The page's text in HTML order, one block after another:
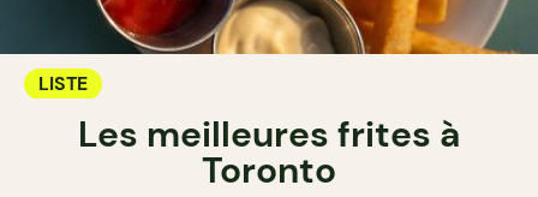
LISTE
Les meilleures frites à
Toronto